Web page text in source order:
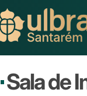
Sala de